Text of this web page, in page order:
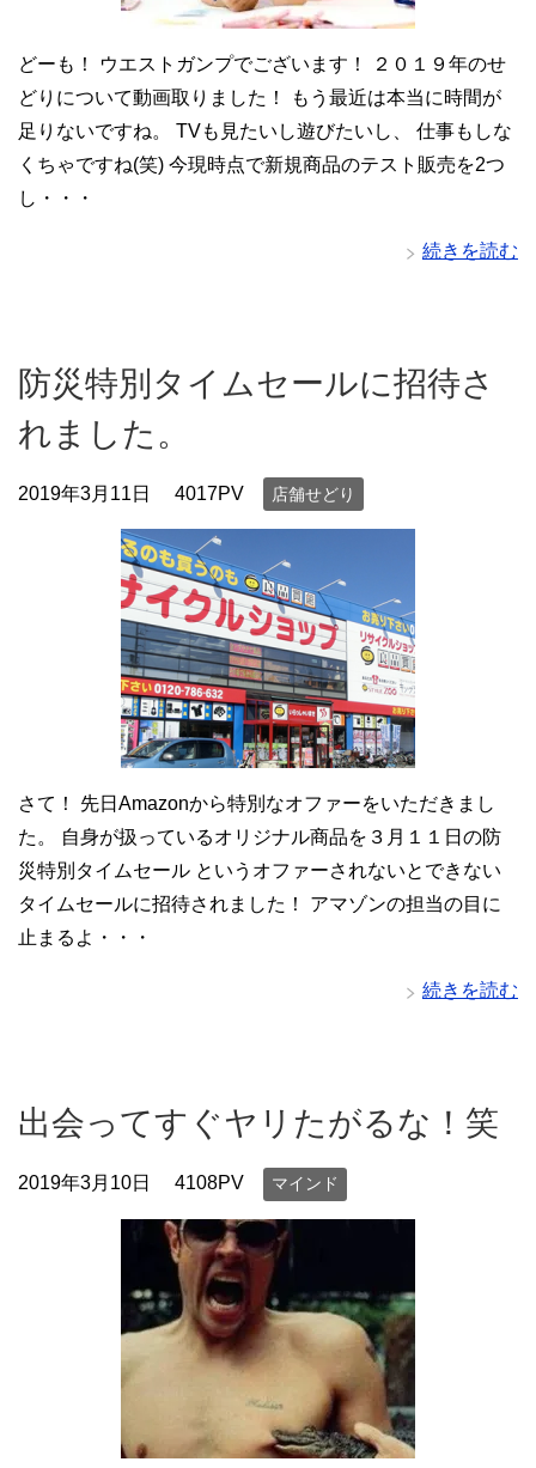
どーも！ ウエストガンプでございます！ ２０１９年のせ
どりについて動画取りました！ もう最近は本当に時間が
足りないですね。 TVも見たいし遊びたいし、 仕事もしな
くちゃですね(笑) 今現時点で新規商品のテスト販売を2つ
し・・・
続きを読む
防災特別タイムセールに招待さ
れました。
2019年3月11日 4017PV 店舗せどり
さて！ 先日Amazonから特別なオファーをいただきまし
た。 自身が扱っているオリジナル商品を３月１１日の防
災特別タイムセール というオファーされないとできない
タイムセールに招待されました！ アマゾンの担当の目に
止まるよ・・・
続きを読む
出会ってすぐヤリたがるな！笑
2019年3月10日 4108PV マインド